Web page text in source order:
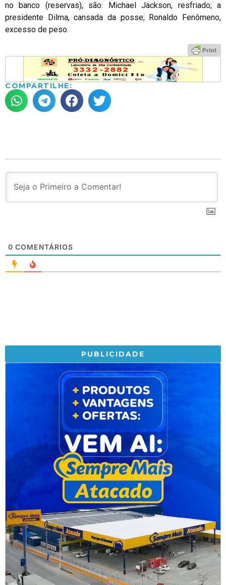
no banco (reservas), são: Michael Jackson, resfriado; a
presidente Dilma, cansada da posse; Ronaldo Fenômeno,
excesso de peso.
COMPARTILHE:
0 COMENTÁRIOS
PUBLICIDADE